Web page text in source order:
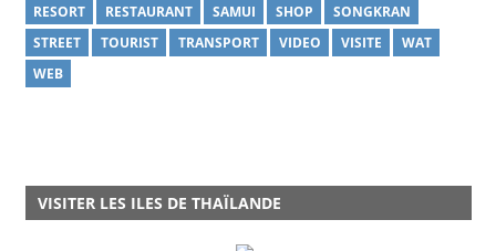
RESORT
RESTAURANT SAMUI SHOP
SONGKRAN
STREET
TOURIST TRANSPORT VIDEO VISITE
WAT
WEB
VISITER LES ILES DE THAÏLANDE